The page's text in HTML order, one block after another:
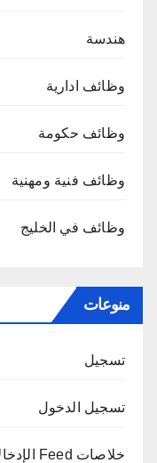
هندسة
وظائف ادارية
وظائف حكومة
وظائف فنية ومهنية
وظائف في الخليج
منوعات
تسجيل
تسجيل الدخول
خلاصات Feed الإدخالات